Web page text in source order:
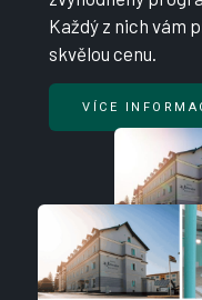
Každý z nich vám
skvělou cenu.
VÍCE